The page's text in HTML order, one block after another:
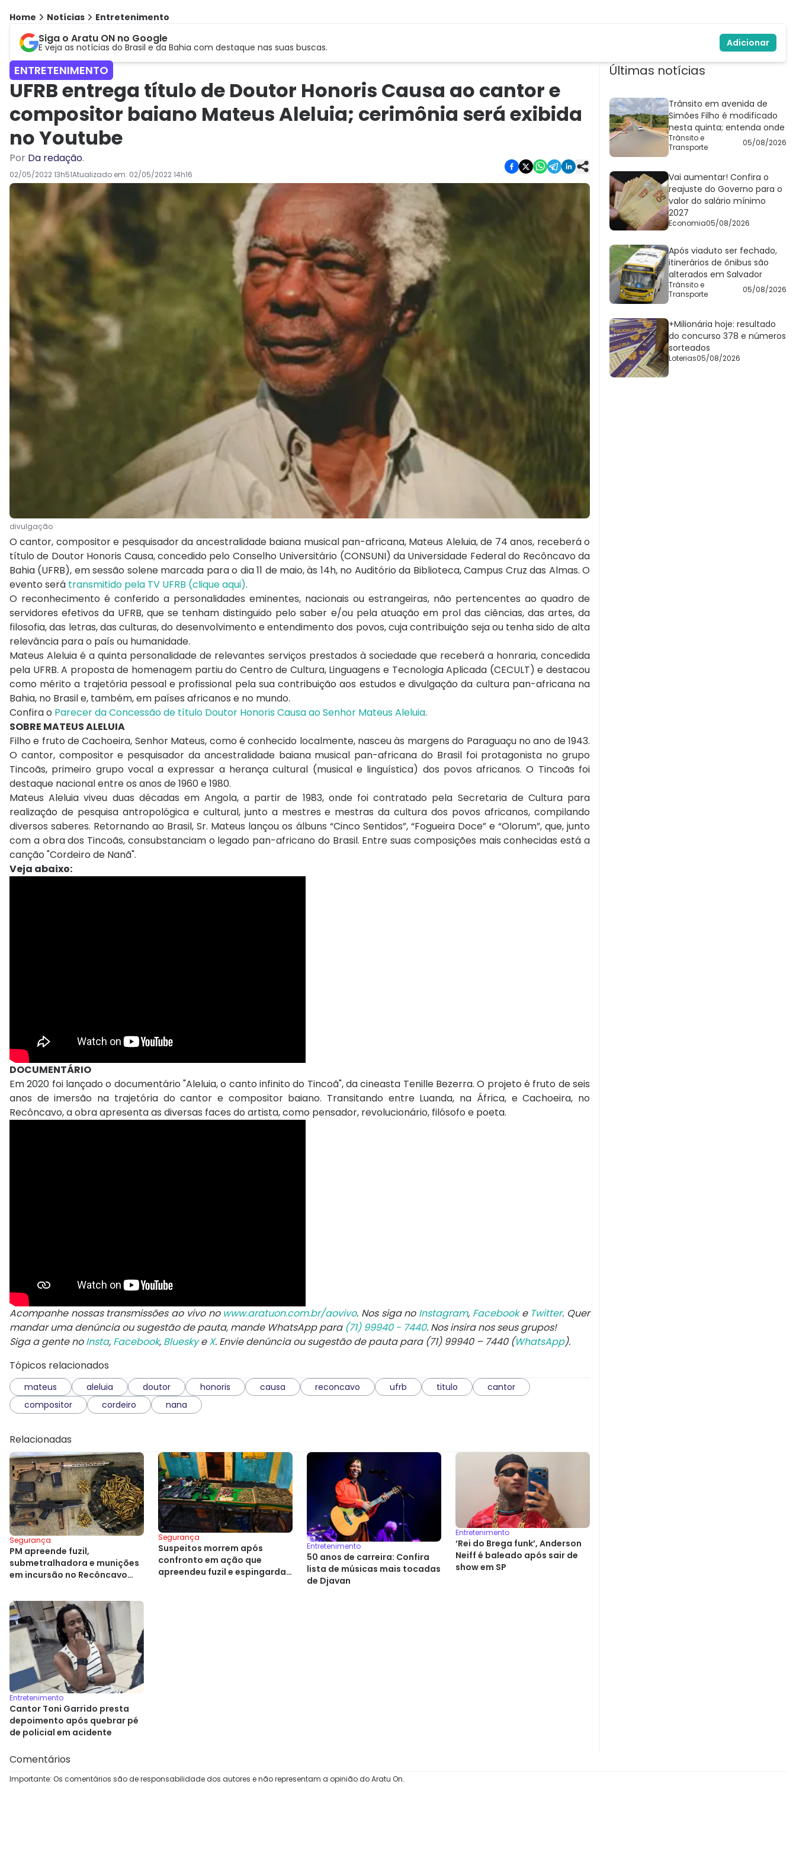
Home Notícias Entretenimento
Siga o Aratu ON no Google
E veja as notícias do Brasil e da Bahia com destaque nas suas buscas. Adicionar
ENTRETENIMENTO
UFRB entrega título de Doutor Honoris Causa ao cantor e
compositor baiano Mateus Aleluia; cerimônia será exibida
no Youtube
Por Da redação.
02/05/2022 13h51Atualizado em: 02/05/2022 14h16
divulgação
O cantor, compositor e pesquisador da ancestralidade baiana musical pan-africana, Mateus Aleluia, de 74 anos, receberá o
título de Doutor Honoris Causa, concedido pelo Conselho Universitário (CONSUNI) da Universidade Federal do Recôncavo da
Bahia (UFRB), em sessão solene marcada para o dia 11 de maio, às 14h, no Auditório da Biblioteca, Campus Cruz das Almas. O
evento será transmitido pela TV UFRB (clique aqui).
O reconhecimento é conferido a personalidades eminentes, nacionais ou estrangeiras, não pertencentes ao quadro de
servidores efetivos da UFRB, que se tenham distinguido pelo saber e/ou pela atuação em prol das ciências, das artes, da
filosofia, das letras, das culturas, do desenvolvimento e entendimento dos povos, cuja contribuição seja ou tenha sido de alta
relevância para o país ou humanidade.
Mateus Aleluia é a quinta personalidade de relevantes serviços prestados à sociedade que receberá a honraria, concedida
pela UFRB. A proposta de homenagem partiu do Centro de Cultura, Linguagens e Tecnologia Aplicada (CECULT) e destacou
como mérito a trajetória pessoal e profissional pela sua contribuição aos estudos e divulgação da cultura pan-africana na
Bahia, no Brasil e, também, em países africanos e no mundo.
Confira o Parecer da Concessão de título Doutor Honoris Causa ao Senhor Mateus Aleluia.
SOBRE MATEUS ALELUIA
Filho e fruto de Cachoeira, Senhor Mateus, como é conhecido localmente, nasceu às margens do Paraguaçu no ano de 1943.
O cantor, compositor e pesquisador da ancestralidade baiana musical pan-africana do Brasil foi protagonista no grupo
Tincoãs, primeiro grupo vocal a expressar a herança cultural (musical e linguística) dos povos africanos. O Tincoãs foi
destaque nacional entre os anos de 1960 e 1980.
Mateus Aleluia viveu duas décadas em Angola, a partir de 1983, onde foi contratado pela Secretaria de Cultura para
realização de pesquisa antropológica e cultural, junto a mestres e mestras da cultura dos povos africanos, compilando
diversos saberes. Retornando ao Brasil, Sr. Mateus lançou os álbuns “Cinco Sentidos”, “Fogueira Doce” e “Olorum”, que, junto
com a obra dos Tincoãs, consubstanciam o legado pan-africano do Brasil. Entre suas composições mais conhecidas está a
canção "Cordeiro de Nanã".
Veja abaixo:
DOCUMENTÁRIO
Em 2020 foi lançado o documentário "Aleluia, o canto infinito do Tincoã", da cineasta Tenille Bezerra. O projeto é fruto de seis
anos de imersão na trajetória do cantor e compositor baiano. Transitando entre Luanda, na África, e Cachoeira, no
Recôncavo, a obra apresenta as diversas faces do artista, como pensador, revolucionário, filósofo e poeta.
‌Acompanhe nossas transmissões ao vivo no www.aratuon.com.br/aovivo. Nos siga no Instagram, Facebooke Twitter. Quer
mandar uma denúncia ou sugestão de pauta, mande WhatsApp para (71) 99940 - 7440. Nos insira nos seus grupos!
Siga a gente noInsta, Facebook, BlueskyeX. Envie denúncia ou sugestão de pauta para (71) 99940 – 7440 (WhatsApp).
Tópicos relacionados
mateus aleluia doutor honoris causa reconcavo ufrb titulo
cantor
compositor
cordeiro nana
Relacionadas
Segurança
PM apreende fuzil,
submetralhadora e munições
em incursão no Recôncavo
Segurança
Suspeitos morrem após
confronto em ação que
apreendeu fuzil e espingarda
Entretenimento
50 anos de carreira: Confira
lista de músicas mais tocadas
de Djavan
Entretenimento
‘Rei do Brega funk’, Anderson
Neiff é baleado após sair de
show em SP
Entretenimento
Cantor Toni Garrido presta
depoimento após quebrar pé
de policial em acidente
Últimas notícias
Trânsito em avenida de
Simões Filho é modificado
nesta quinta; entenda onde
Trânsito e
Transporte
05/08/2026
Vai aumentar! Confira o
reajuste do Governo para o
valor do salário mínimo
2027
Economia05/08/2026
Após viaduto ser fechado,
itinerários de ônibus são
alterados em Salvador
Trânsito e
Transporte
05/08/2026
+Milionária hoje: resultado
do concurso 378 e números
sorteados
Loterias05/08/2026
Comentários
Importante: Os comentários são de responsabilidade dos autores e não representam a opinião do Aratu On.